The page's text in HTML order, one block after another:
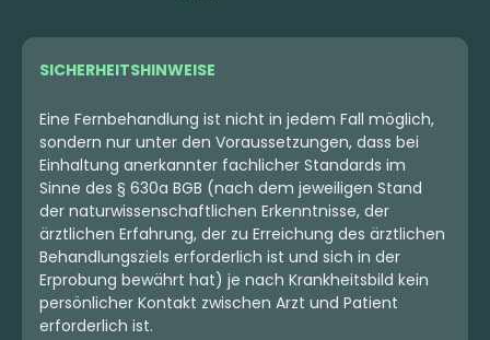
SICHERHEITSHINWEISE
Eine Fernbehandlung ist nicht in jedem Fall möglich,
sondern nur unter den Voraussetzungen, dass bei
Einhaltung anerkannter fachlicher Standards im
Sinne des § 630a BGB (nach dem jeweiligen Stand
der naturwissenschaftlichen Erkenntnisse, der
ärztlichen Erfahrung, der zu Erreichung des ärztlichen
Behandlungsziels erforderlich ist und sich in der
Erprobung bewährt hat) je nach Krankheitsbild kein
persönlicher Kontakt zwischen Arzt und Patient
erforderlich ist.